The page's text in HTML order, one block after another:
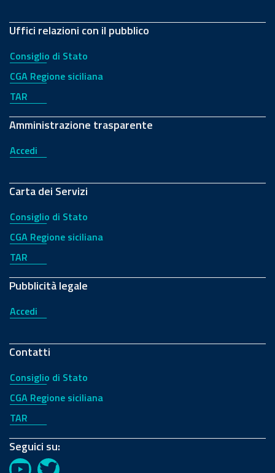
Uffici relazioni con il pubblico
Consiglio di Stato
CGA Regione siciliana
TAR
Amministrazione trasparente
Accedi
Carta dei Servizi
Consiglio di Stato
CGA Regione siciliana
TAR
Pubblicità legale
Accedi
Contatti
Consiglio di Stato
CGA Regione siciliana
TAR
Seguici su: